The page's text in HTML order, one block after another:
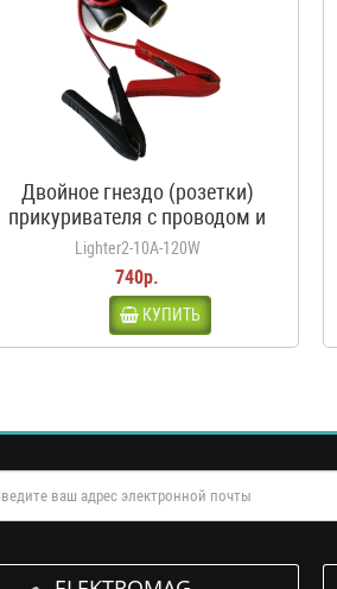
Двойное гнездо (розетки)
прикуривателя с проводом и
крокодилами, 10А, 120Вт, 12-24В
Lighter2-10A-120W
740р.
КУПИТЬ